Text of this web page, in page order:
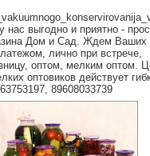
выгодно и приятно -
Дом и Сад. Ждем Ваших
лично при встрече,
оптом, мелким оптом.
оптовиков действует
89608033739